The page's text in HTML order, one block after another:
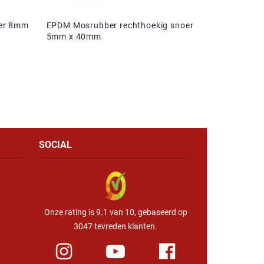
8mm
EPDM Mosrubber rechthoekig snoer
5mm x 40mm
SOCIAL
Onze rating is 9.1 van 10, gebaseerd op
3047 tevreden klanten.